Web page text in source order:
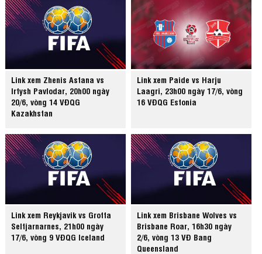
Link xem Zhenis Astana vs
Irtysh Pavlodar, 20h00 ngày
20/6, vòng 14 VĐQG
Kazakhstan
Link xem Paide vs Harju
Laagri, 23h00 ngày 17/6, vòng
16 VĐQG Estonia
Link xem Reykjavik vs Grotta
Seltjarnarnes, 21h00 ngày
17/6, vòng 9 VĐQG Iceland
Link xem Brisbane Wolves vs
Brisbane Roar, 16h30 ngày
2/6, vòng 13 VĐ Bang
Queensland